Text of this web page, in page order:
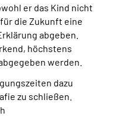
er das Kind nicht
die Zukunft eine
abgeben.
höchstens
werden.
dazu
zu schließen.